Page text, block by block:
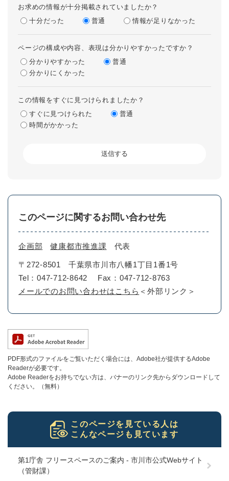
お求めの情報が十分掲載されていましたか？
十分だった
普通 情報が足りなかった
ページの構成や内容、表現は分かりやすかったですか？
分かりやすかった
普通
分かりにくかった
この情報をすぐに見つけられましたか？
すぐに見つけられた
普通
時間がかかった
このページに関するお問い合わせ先
企画部 健康都市推進課 代表
〒272-8501
千葉県市川市八幡1丁目1番1号
Tel：047-712-8642
Fax：047-712-8763
メールでのお問い合わせはこちら ＜外部リンク＞
PDF形式のファイルをご覧いただく場合には、Adobe社が提供するAdobe
Readerが必要です。
Adobe Readerをお持ちでない方は、バナーのリンク先からダウンロードして
ください。（無料）
このページを見ている人は
こんなページも見ています
第1庁舎 フリースペースのご案内 - 市川市公式Webサイト
（管財課）